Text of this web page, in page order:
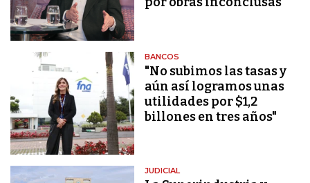
BANCOS
"No subimos las tasas y
aún así logramos unas
utilidades por $1,2
billones en tres años"
JUDICIAL